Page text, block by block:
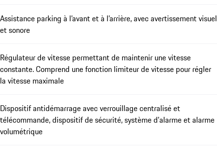
Assistance parking à l’avant et à l’arrière, avec avertissement visuel
et sonore
Régulateur de vitesse permettant de maintenir une vitesse
constante. Comprend une fonction limiteur de vitesse pour régler
la vitesse maximale
Dispositif antidémarrage avec verrouillage centralisé et
télécommande, dispositif de sécurité, système d'alarme et alarme
volumétrique